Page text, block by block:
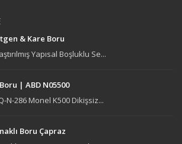
& Kare Boru
Yapısal Boşluklu Se...
| ABD N05500
N-286 Monel K500 Dikişsiz...
Boru Çapraz